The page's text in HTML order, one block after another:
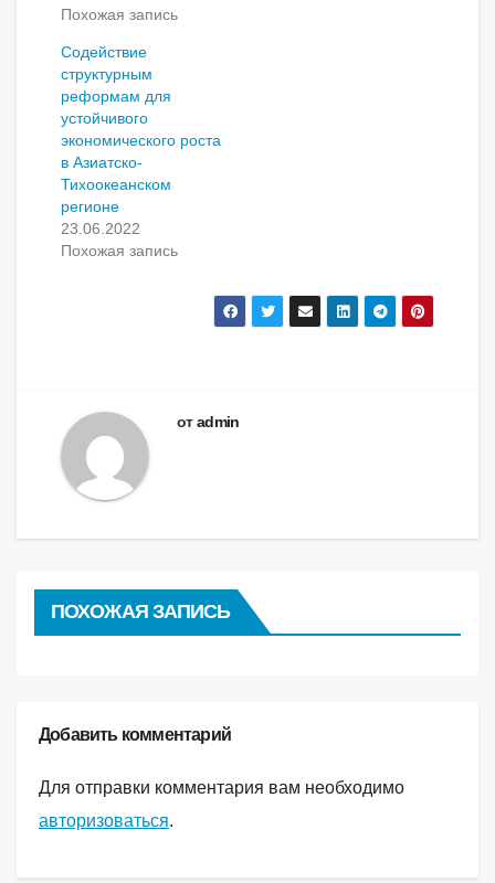
Похожая запись
Содействие
структурным
реформам для
устойчивого
экономического роста
в Азиатско-
Тихоокеанском
регионе
23.06.2022
Похожая запись
отadmin
ПОХОЖАЯ ЗАПИСЬ
Добавить комментарий
Для отправки комментария вам необходимо
авторизоваться.